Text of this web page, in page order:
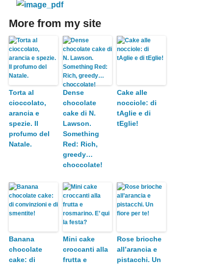
More from my site
Torta al
cioccolato,
arancia e
spezie. Il
profumo del
Natale.
Dense
chocolate
cake di N.
Lawson.
Something
Red: Rich,
greedy…
choccolate!
Cake alle
nocciole: di
tAglie e di
tEglie!
Banana
chocolate
cake: di
Mini cake
croccanti alla
frutta e
Rose brioche
all’arancia e
pistacchi. Un